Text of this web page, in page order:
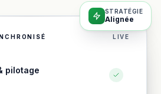
LIVE
pilotage
STRATÉGIE
Alignée